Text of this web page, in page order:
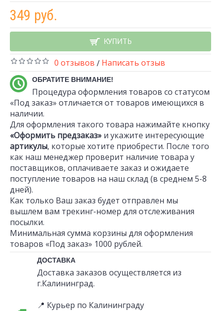
349 руб.
КУПИТЬ
0 отзывов / Написать отзыв
ОБРАТИТЕ ВНИМАНИЕ!
Процедура оформления товаров со статусом
«Под заказ» отличается от товаров имеющихся в
наличии.
Для оформления такого товара нажимайте кнопку
«Оформить предзаказ» и укажите интересующие
артикулы, которые хотите приобрести. После того
как наш менеджер проверит наличие товара у
поставщиков, оплачиваете заказ и ожидаете
поступление товаров на наш склад (в среднем 5-8
дней).
Как только Ваш заказ будет отправлен мы
вышлем вам трекинг-номер для отслеживания
посылки.
Минимальная сумма корзины для оформления
товаров «Под заказ» 1000 рублей.
ДОСТАВКА
Доставка заказов осуществляется из
г.Калининград.
📍 Курьер по Калининграду